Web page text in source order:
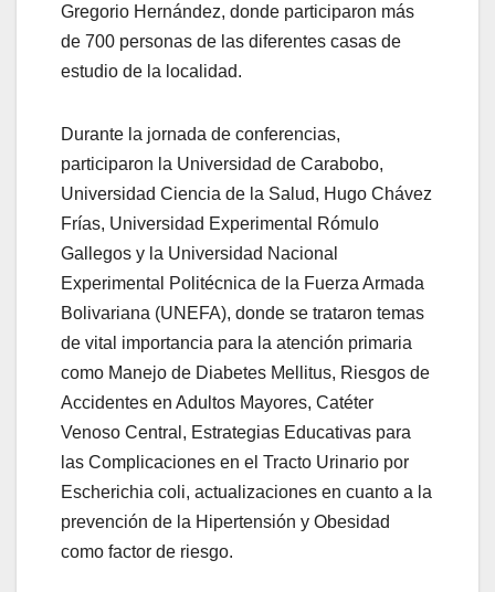
Gregorio Hernández, donde participaron más
de 700 personas de las diferentes casas de
estudio de la localidad.
Durante la jornada de conferencias,
participaron la Universidad de Carabobo,
Universidad Ciencia de la Salud, Hugo Chávez
Frías, Universidad Experimental Rómulo
Gallegos y la Universidad Nacional
Experimental Politécnica de la Fuerza Armada
Bolivariana (UNEFA), donde se trataron temas
de vital importancia para la atención primaria
como Manejo de Diabetes Mellitus, Riesgos de
Accidentes en Adultos Mayores, Catéter
Venoso Central, Estrategias Educativas para
las Complicaciones en el Tracto Urinario por
Escherichia coli, actualizaciones en cuanto a la
prevención de la Hipertensión y Obesidad
como factor de riesgo.